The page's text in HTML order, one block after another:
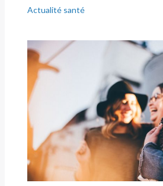
Actualité santé